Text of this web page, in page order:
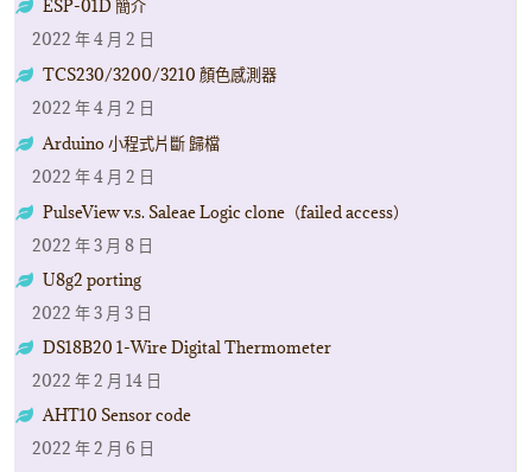
ESP-01D 簡介
2022 年 4 月 2 日
TCS230/3200/3210 顏色感測器
2022 年 4 月 2 日
Arduino 小程式片斷 歸檔
2022 年 4 月 2 日
PulseView v.s. Saleae Logic clone（failed access）
2022 年 3 月 8 日
U8g2 porting
2022 年 3 月 3 日
DS18B20 1-Wire Digital Thermometer
2022 年 2 月 14 日
AHT10 Sensor code
2022 年 2 月 6 日